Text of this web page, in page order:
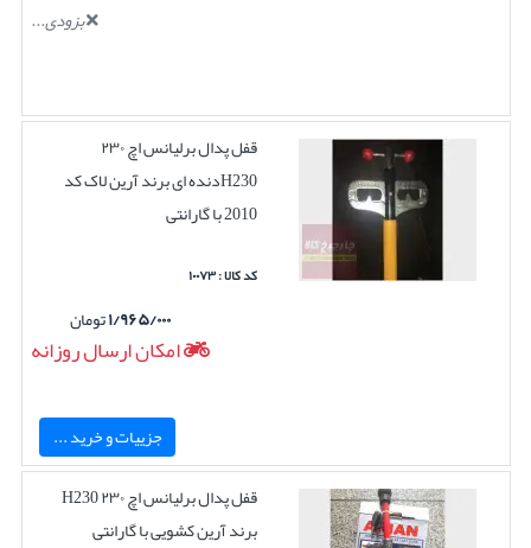
بزودی...
قفل پدال برلیانس اچ ۲۳۰
H230دنده ای برند آرین لاک کد
2010 با گارانتی
کد کالا : ۱۰۰۷۳
۱/۹۶۵/۰۰۰تومان
امکان ارسال روزانه
جزییات و خرید ...
قفل پدال برلیانس اچ ۲۳۰ H230
برند آرین کشویی با گارانتی